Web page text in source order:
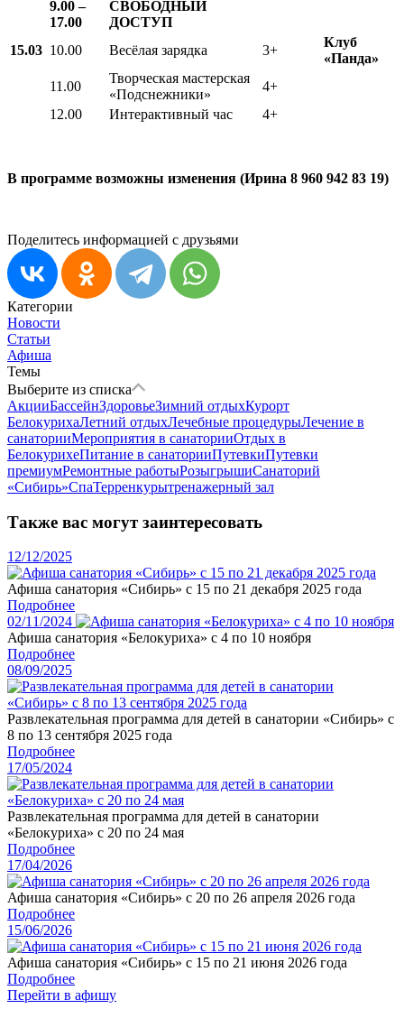
9.00 –
17.00
СВОБОДНЫЙ
ДОСТУП
15.03 10.00 Весёлая зарядка 3+
Клуб
«Панда»
11.00
Творческая мастерская
«Подснежники»
4+
12.00
Интерактивный час 4+
В программе возможны изменения (Ирина 8 960 942 83 19)
Поделитесь информацией с друзьями
Категории
Новости
Статьи
Афиша
Темы
Выберите из списка
АкцииБассейнЗдоровьеЗимний отдыхКурорт
БелокурихаЛетний отдыхЛечебные процедурыЛечение в
санаторииМероприятия в санаторииОтдых в
БелокурихеПитание в санаторииПутевкиПутевки
премиумРемонтные работыРозыгрышиСанаторий
«Сибирь»СпаТерренкурытренажерный зал
Также вас могут заинтересовать
12/12/2025
Афиша санатория «Сибирь» с 15 по 21 декабря 2025 года
Подробнее
02/11/2024
Афиша санатория «Белокуриха» с 4 по 10 ноября
Подробнее
08/09/2025
Развлекательная программа для детей в санатории «Сибирь» с
8 по 13 сентября 2025 года
Подробнее
17/05/2024
Развлекательная программа для детей в санатории
«Белокуриха» с 20 по 24 мая
Подробнее
17/04/2026
Афиша санатория «Сибирь» с 20 по 26 апреля 2026 года
Подробнее
15/06/2026
Афиша санатория «Сибирь» с 15 по 21 июня 2026 года
Подробнее
Перейти в афишу